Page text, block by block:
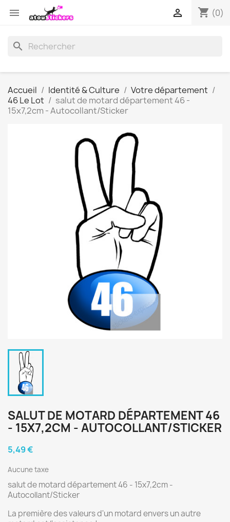
 shopping_cart (0)

search
Accueil Identité & Culture
Votre département
46 Le Lot
salut de motard département 46 -
15x7,2cm - Autocollant/Sticker
SALUT DE MOTARD DÉPARTEMENT 46
- 15X7,2CM - AUTOCOLLANT/STICKER
5,49 €
Aucune taxe
salut de motard département 46 - 15x7,2cm -
Autocollant/Sticker
La première des valeurs d'un motard envers un autre